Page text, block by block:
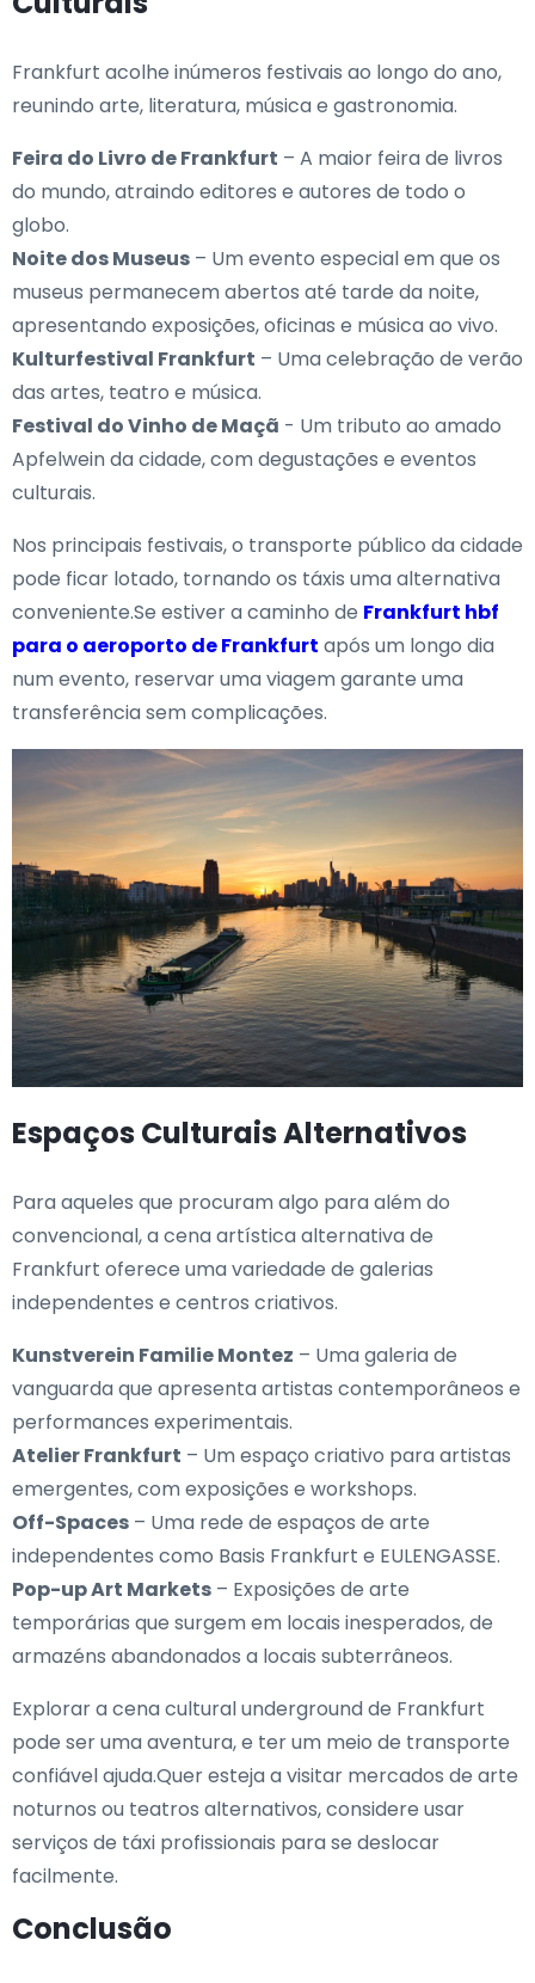
Frankfurt acolhe inúmeros festivais ao longo do ano,
reunindo arte, literatura, música e gastronomia.
Feira do Livro de Frankfurt – A maior feira de livros
do mundo, atraindo editores e autores de todo o
globo.
Noite dos Museus – Um evento especial em que os
museus permanecem abertos até tarde da noite,
apresentando exposições, oficinas e música ao vivo.
Kulturfestival Frankfurt – Uma celebração de verão
das artes, teatro e música.
Festival do Vinho de Maçã - Um tributo ao amado
Apfelwein da cidade, com degustações e eventos
culturais.
Nos principais festivais, o transporte público da cidade
pode ficar lotado, tornando os táxis uma alternativa
conveniente.Se estiver a caminho de Frankfurt hbf
para o aeroporto de Frankfurt após um longo dia
num evento, reservar uma viagem garante uma
transferência sem complicações.
Espaços Culturais Alternativos
Para aqueles que procuram algo para além do
convencional, a cena artística alternativa de
Frankfurt oferece uma variedade de galerias
independentes e centros criativos.
Kunstverein Familie Montez – Uma galeria de
vanguarda que apresenta artistas contemporâneos e
performances experimentais.
Atelier Frankfurt – Um espaço criativo para artistas
emergentes, com exposições e workshops.
Off-Spaces – Uma rede de espaços de arte
independentes como Basis Frankfurt e EULENGASSE.
Pop-up Art Markets – Exposições de arte
temporárias que surgem em locais inesperados, de
armazéns abandonados a locais subterrâneos.
Explorar a cena cultural underground de Frankfurt
pode ser uma aventura, e ter um meio de transporte
confiável ajuda.Quer esteja a visitar mercados de arte
noturnos ou teatros alternativos, considere usar
serviços de táxi profissionais para se deslocar
facilmente.
Conclusão